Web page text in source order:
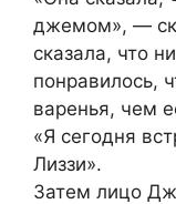
джемом», —
сказала, что
понравилось,
варенья, чем
«Я сегодня
Лиззи».
Затем лицо